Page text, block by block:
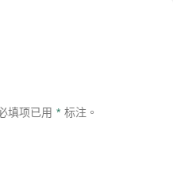
填项已用 * 标注。